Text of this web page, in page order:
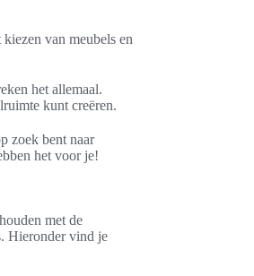
van meubels en
het allemaal.
kunt creëren.
zoek bent naar
het voor je!
met de
Hieronder vind je